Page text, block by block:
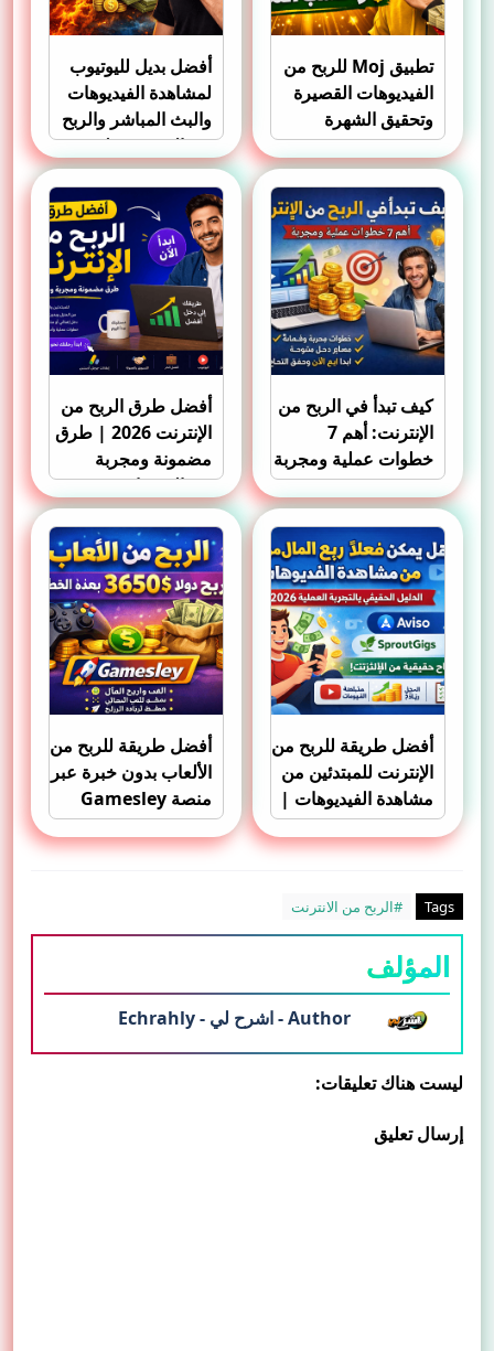
تطبيق Moj للربح من
الفيديوهات القصيرة
وتحقيق الشهرة
بسرعة
أفضل بديل لليوتيوب
لمشاهدة الفيديوهات
والبث المباشر والربح
من الإنترنت تطبيق
Rumble
كيف تبدأ في الربح من
الإنترنت: أهم 7
خطوات عملية ومجربة
2026
أفضل طرق الربح من
الإنترنت 2026 | طرق
مضمونة ومجربة
وفعالة جدًا
أفضل طريقة للربح من
الإنترنت للمبتدئين من
مشاهدة الفيديوهات |
شرح موقع Aviso
(إثبات السحب)
أفضل طريقة للربح من
الألعاب بدون خبرة عبر
منصة Gamesley
Tags #الربح من الانترنت
المؤلف
Author - اشرح لي - Echrahly
ليست هناك تعليقات:
إرسال تعليق